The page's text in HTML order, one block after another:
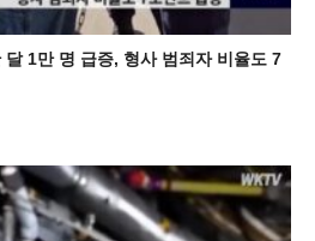
1만 명 급증, 형사 범죄자 비율도 7